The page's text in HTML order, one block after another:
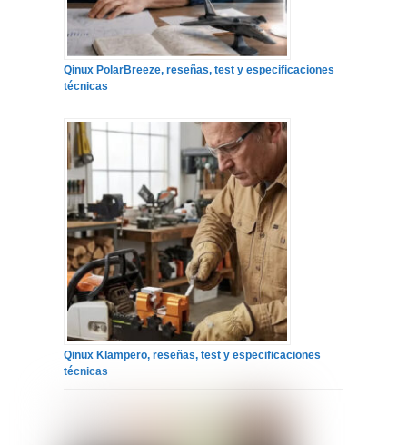
Qinux PolarBreeze, reseñas, test y especificaciones
técnicas
Qinux Klampero, reseñas, test y especificaciones
técnicas